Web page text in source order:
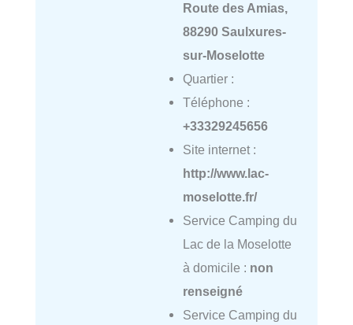
Route des Amias,
88290 Saulxures-
sur-Moselotte
Quartier :
Téléphone :
+33329245656
Site internet :
http://www.lac-
moselotte.fr/
Service Camping du
Lac de la Moselotte
à domicile : non
renseigné
Service Camping du